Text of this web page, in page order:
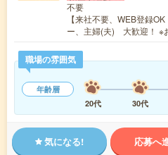
不要
【来社不要、WEB登録
ー、主婦(夫) 大歓迎！ ※
職場の雰囲気
年齢層
20代
30代
気になる! 応募へ